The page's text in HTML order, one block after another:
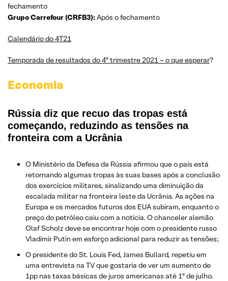
fechamento
Grupo Carrefour (CRFB3):Após o fechamento
Calendário do 4T21
Temporada de resultados do 4º trimestre 2021 – o que esperar?
Economia
Rússia diz que recuo das tropas está
começando, reduzindo as tensões na
fronteira com a Ucrânia
O Ministério da Defesa da Rússia afirmou que o país está
retornando algumas tropas às suas bases após a conclusão
dos exercícios militares, sinalizando uma diminuição da
escalada militar na fronteira leste da Ucrânia. As ações na
Europa e os mercados futuros dos EUA subiram, enquanto o
preço do petróleo caiu com a notícia. O chanceler alemão
Olaf Scholz deve se encontrar hoje com o presidente russo
Vladimir Putin em esforço adicional para reduzir as tensões;
O presidente do St. Louis Fed, James Bullard, repetiu em
uma entrevista na TV que gostaria de ver um aumento de
1pp nas taxas básicas de juros americanas até 1º de julho.